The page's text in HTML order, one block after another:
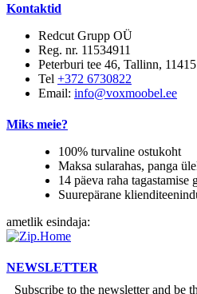
Kontaktid
Redcut Grupp OÜ
Reg. nr. 11534911
Peterburi tee 46, Tallinn, 11415
Tel +372 6730822
Email: info@voxmoobel.ee
Miks meie?
100% turvaline ostukoht
Maksa sularahas, panga
14 päeva raha tagastamise
Suurepärane
ametlik esindaja:
NEWSLETTER
Subscribe to the newsletter and be